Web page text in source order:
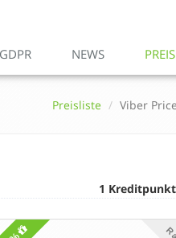
GDPR NEWS
Preisliste Viber
1